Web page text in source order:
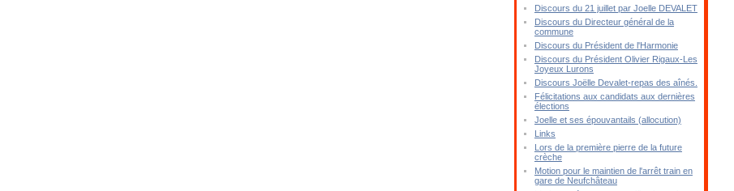
Discours du 21 juillet par Joelle DEVALET
Discours du Directeur général de la
commune
Discours du Président de l'Harmonie
Discours du Président Olivier Rigaux-Les
Joyeux Lurons
Discours Joëlle Devalet-repas des aînés.
Félicitations aux candidats aux dernières
élections
Joelle et ses épouvantails (allocution)
Links
Lors de la première pierre de la future
crèche
Motion pour le maintien de l'arrêt train en
gare de Neufchâteau